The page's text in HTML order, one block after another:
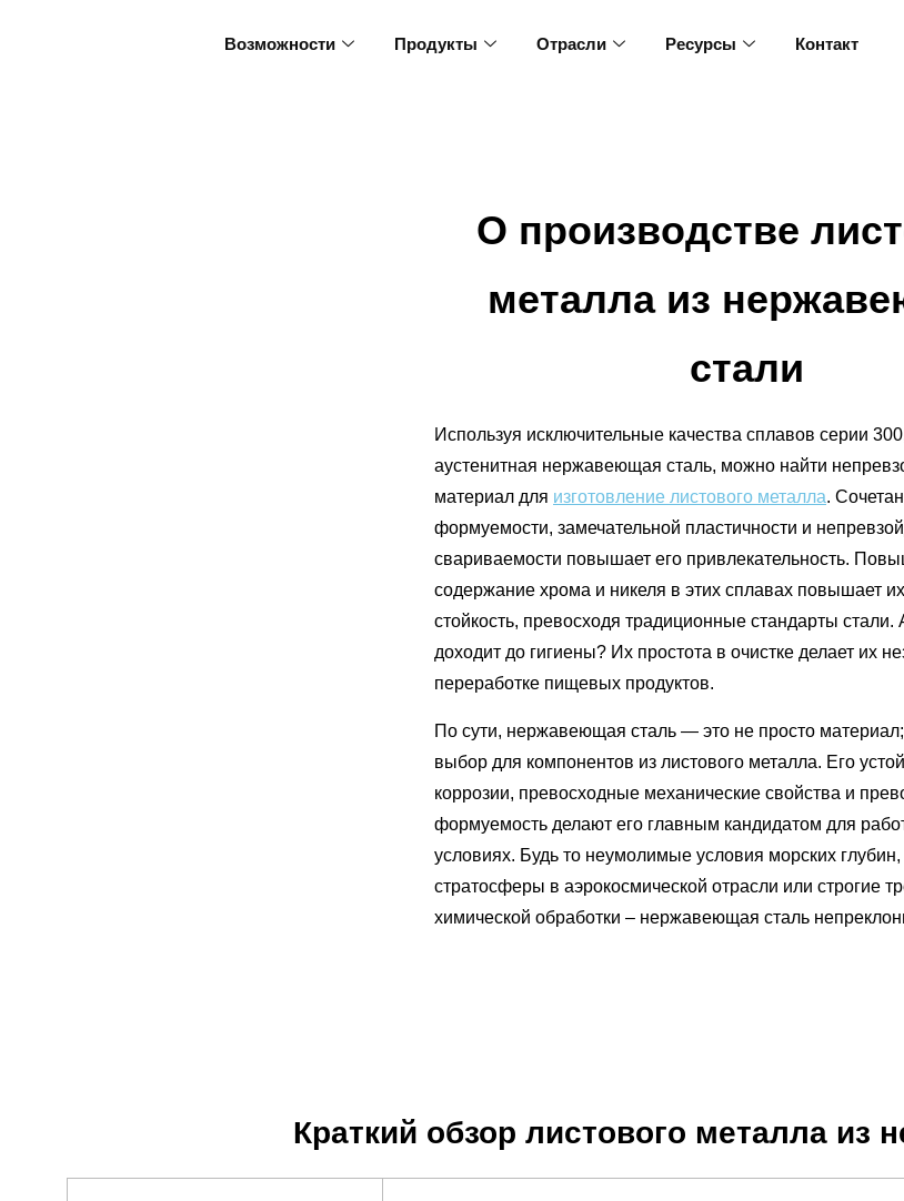
Возможности Продукты Отрасли Ресурсы Контакт
О производстве
металла из
стали
Используя исключительные качества сплавов серии
аустенитная нержавеющая сталь, можно найти
материал для изготовление листового металла.
формуемости, замечательной пластичности и
свариваемости повышает его привлекательность.
содержание хрома и никеля в этих сплавах повышает
стойкость, превосходя традиционные стандарты стали.
доходит до гигиены? Их простота в очистке делает их
переработке пищевых продуктов.
По сути, нержавеющая сталь — это не просто
выбор для компонентов из листового металла. Его
коррозии, превосходные механические свойства и
формуемость делают его главным кандидатом для
условиях. Будь то неумолимые условия морских
стратосферы в аэрокосмической отрасли или строгие
химической обработки – нержавеющая сталь
Краткий обзор листового металла из